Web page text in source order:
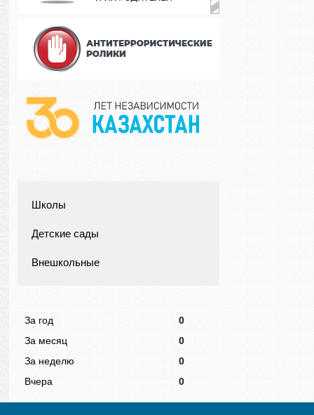
Школы
Детские сады
Внешкольные
За год
0
За месяц
0
За неделю
0
Вчера
0